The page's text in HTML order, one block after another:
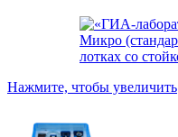
Нажмите, чтобы увеличить